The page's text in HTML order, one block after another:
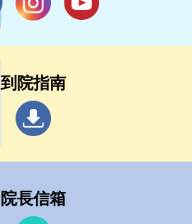
到院指南
院長信箱